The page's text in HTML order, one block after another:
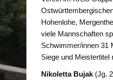
Hohenlohe,
viele Mannschaften
Schwimmer/innen 31
Siege und Meistertitel
Nikoletta Bujak (Jg.